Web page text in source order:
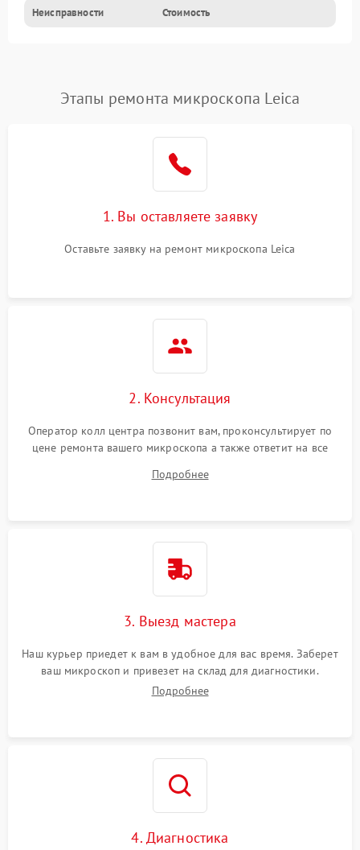
Неисправности Стоимость
Этапы ремонта микроскопа Leica
1. Вы оставляете заявку
Оставьте заявку на ремонт микроскопа Leica
2. Консультация
Оператор колл центра позвонит вам, проконсультирует по
цене ремонта вашего микроскопа а также ответит на все
Подробнее
3. Выезд мастера
Наш курьер приедет к вам в удобное для вас время. Заберет
ваш микроскоп и привезет на склад для диагностики.
Подробнее
4. Диагностика